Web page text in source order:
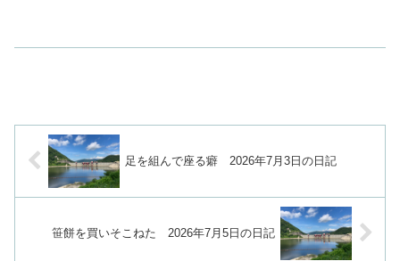
足を組んで座る癖 2026年7月3日の日記
笹餅を買いそこねた 2026年7月5日の日記